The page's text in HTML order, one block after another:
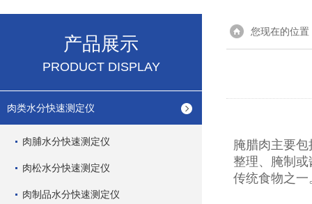
产品展示
PRODUCT DISPLAY
肉类水分快速测定仪
肉脯水分快速测定仪
肉松水分快速测定仪
肉制品水分快速测定仪
您现在的位置
腌腊肉主要
整理、腌制
传统食物之一